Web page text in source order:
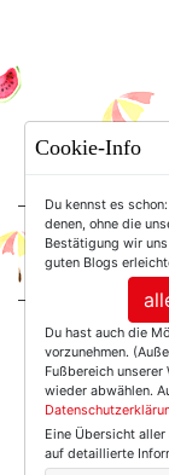
Cookie-Info
Du kennst es
denen, ohne die
Bestätigung wir
guten Blogs
Du hast auch die
vorzunehmen.
Fußbereich
wieder abwählen.
Eine Übersicht
auf detaillierte